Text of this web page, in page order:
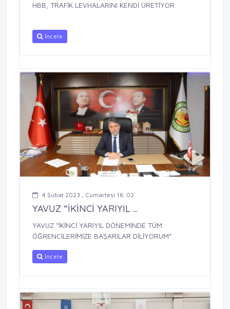
HBB, TRAFİK LEVHALARINI KENDİ ÜRETİYOR
İncele
4 Şubat 2023 , Cumartesi 16:02
YAVUZ “İKİNCİ YARIYIL ...
YAVUZ “İKİNCİ YARIYIL DÖNEMİNDE TÜM
ÖĞRENCİLERİMİZE BAŞARILAR DİLİYORUM”
İncele